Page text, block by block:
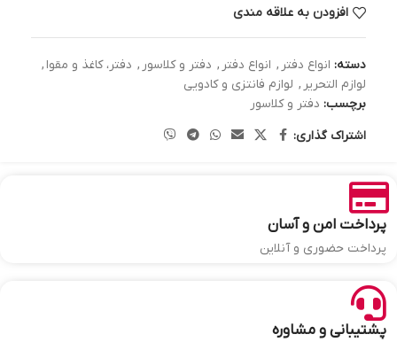
افزودن به علاقه مندی
دسته: انواع دفتر , انواع دفتر , دفتر و کلاسور , دفتر، کاغذ و مقوا ,
لوازم التحریر , لوازم فانتزی و کادویی
برچسب: دفتر و کلاسور
اشتراک گذاری:
پرداخت امن و آسان
پرداخت حضوری و آنلاین
پشتیبانی و مشاوره